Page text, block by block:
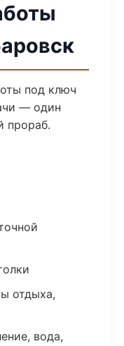
под ключ
— один
прораб.
отдыха,
вода,